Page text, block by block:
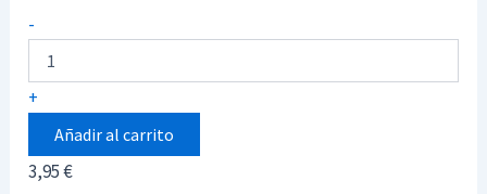
-
Esotérico
de
Coco
Negro
para
Mal
+
Añadir al carrito
3,95€